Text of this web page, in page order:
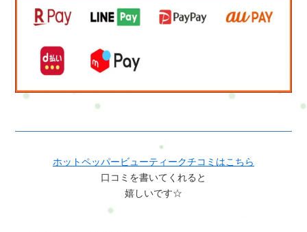
ホットペッパービューティークチコミはこちら
口コミを書いてくれると
嬉しいです☆